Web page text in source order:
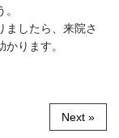
したら、来院さ
ります。
Next »